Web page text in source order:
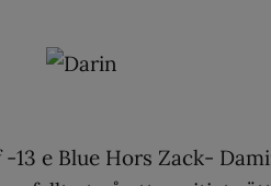
-13 e Blue Hors Zack-